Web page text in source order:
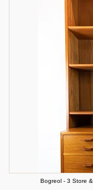
Bogreol - 3 Store